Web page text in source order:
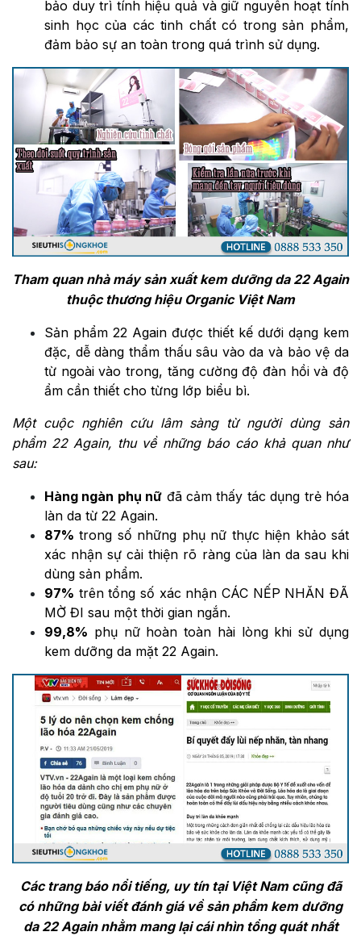
bảo duy trì tính hiệu quả và giữ nguyên hoạt tính
sinh học của các tinh chất có trong sản phẩm,
đảm bảo sự an toàn trong quá trình sử dụng.
Tham quan nhà máy sản xuất kem dưỡng da 22 Again
thuộc thương hiệu Organic Việt Nam
Sản phẩm 22 Again được thiết kế dưới dạng kem
đặc, dễ dàng thẩm thấu sâu vào da và bảo vệ da
từ ngoài vào trong, tăng cường độ đàn hồi và độ
ẩm cần thiết cho từng lớp biểu bì.
Một cuộc nghiên cứu lâm sàng từ người dùng sản
phẩm 22 Again, thu về những báo cáo khả quan như
sau:
Hàng ngàn phụ nữ đã cảm thấy tác dụng trẻ hóa
làn da từ 22 Again.
87% trong số những phụ nữ thực hiện khảo sát
xác nhận sự cải thiện rõ ràng của làn da sau khi
dùng sản phẩm.
97% trên tổng số xác nhận CÁC NẾP NHĂN ĐÃ
MỜ ĐI sau một thời gian ngắn.
99,8% phụ nữ hoàn toàn hài lòng khi sử dụng
kem dưỡng da mặt 22 Again.
Các trang báo nổi tiếng, uy tín tại Việt Nam cũng đã
có những bài viết đánh giá về sản phẩm kem dưỡng
da 22 Again nhằm mang lại cái nhìn tổng quát nhất